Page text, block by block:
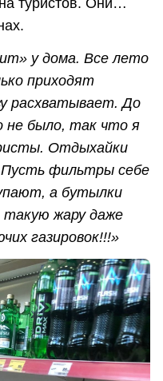
у дома. Все лето
приходят
расхватывает. До
не было, так что я
Отдыхайки
фильтры себе
а бутылки
жару даже
газировок!!!»